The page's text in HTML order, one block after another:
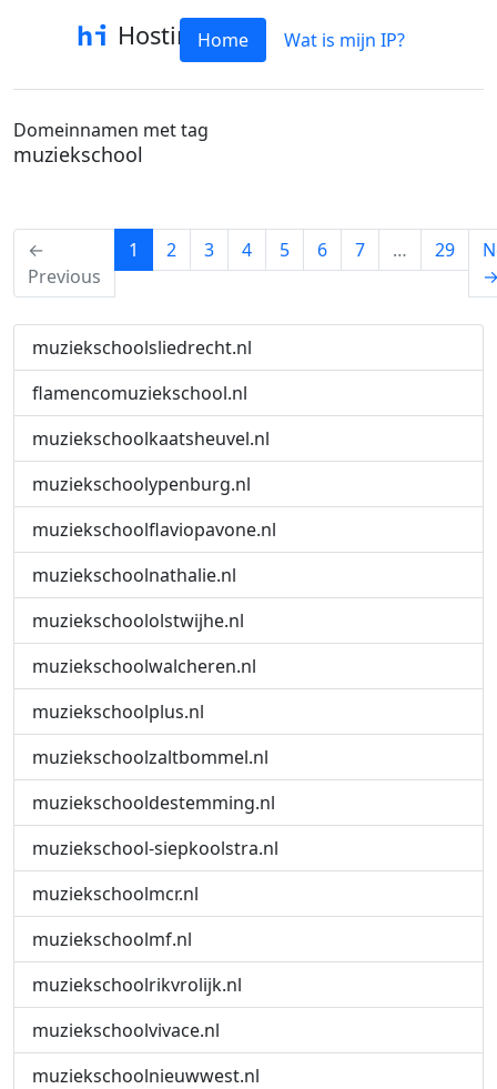
HostinfoHome Wat is mijn IP?
Domeinnamen met tag
muziekschool
←
Previous
1 (current)
2 3 4 5 6 7 … 29
muziekschoolsliedrecht.nl
flamencomuziekschool.nl
muziekschoolkaatsheuvel.nl
muziekschoolypenburg.nl
muziekschoolflaviopavone.nl
muziekschoolnathalie.nl
muziekschoololstwijhe.nl
muziekschoolwalcheren.nl
muziekschoolplus.nl
muziekschoolzaltbommel.nl
muziekschooldestemming.nl
muziekschool-siepkoolstra.nl
muziekschoolmcr.nl
muziekschoolmf.nl
muziekschoolrikvrolijk.nl
muziekschoolvivace.nl
muziekschoolnieuwwest.nl